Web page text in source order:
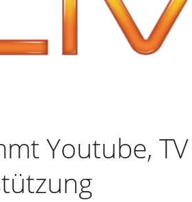
Youtube, TV